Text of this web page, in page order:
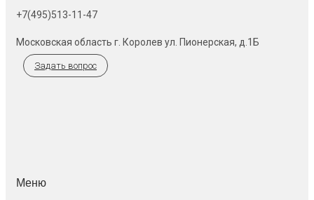
+7(495)513-11-47
Московская область г. Королев ул. Пионерская, д.1Б
Задать вопрос
Меню